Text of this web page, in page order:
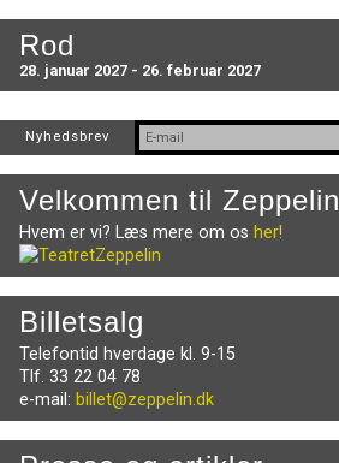
Rod
28. januar 2027 - 26. februar 2027
Nyhedsbrev
Velkommen til Zeppelin
Hvem er vi? Læs mere om os her!
Billetsalg
Telefontid hverdage kl. 9-15
Tlf. 33 22 04 78
e-mail: billet@zeppelin.dk